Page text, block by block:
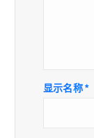
显示名称*